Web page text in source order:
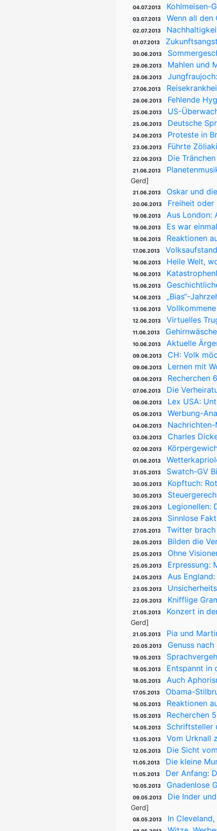
04.07.2013 Kohlmeisen-
03.07.2013 Wenn all
02.07.2013
01.07.2013
30.06.2013
29.06.2013 Mahlen und
28.06.2013
27.06.2013
26.06.2013 Fehlende
25.06.2013 US-
25.06.2013 Deutsche
24.06.2013 Proteste in
23.06.2013 Führte
22.06.2013 Die
21.06.2013
Gerd]
21.06.2013 Oskar und
20.06.2013 Freiheit oder
19.06.2013 Aus London:
19.06.2013 Es war
18.06.2013 Reaktionen
17.06.2013
16.06.2013 Heile Welt,
16.06.2013
15.06.2013
14.06.2013 „Bias“-
13.06.2013
12.06.2013 Virtuelles
11.06.2013
10.06.2013 Aktuelle
09.06.2013 CH: Volk
09.06.2013 Lernen mit
08.06.2013 Recherchen
07.06.2013 Die
06.06.2013 Lex USA:
05.06.2013 Werbung-
04.06.2013
03.06.2013 Charles
02.06.2013
01.06.2013
31.05.2013 Swatch-GV
30.05.2013 Kopftuch:
30.05.2013
29.05.2013 Legionellen:
28.05.2013 Sinnlose
27.05.2013 Twitter
26.05.2013 Bilden die
25.05.2013 Ohne
25.05.2013 Erpressung:
24.05.2013 Aus
23.05.2013
22.05.2013 Knifflige
21.05.2013 Konzert in
Gerd]
21.05.2013 Pia und
20.05.2013 Genuss
19.05.2013
18.05.2013 Entspannt in
18.05.2013 Auch
17.05.2013 Obama-
16.05.2013 Reaktionen
15.05.2013 Recherchen
14.05.2013 Schriftsteller
13.05.2013 Vom Urknall
12.05.2013 Die Sicht
11.05.2013 Die kleine
11.05.2013 Der Anfang:
10.05.2013 Gnadenlose
09.05.2013 Die Inder
Gerd]
08.05.2013 In